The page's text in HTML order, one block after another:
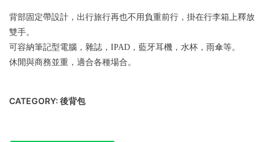
背部固定帶設計，出行旅行再也不用負重前行，掛在行李箱上釋放
雙手。
可容納筆記型電腦，雜誌，IPAD，藍牙耳機，水杯，雨傘等。
休閒與商務並重，適合各種場合。
CATEGORY: 後背包